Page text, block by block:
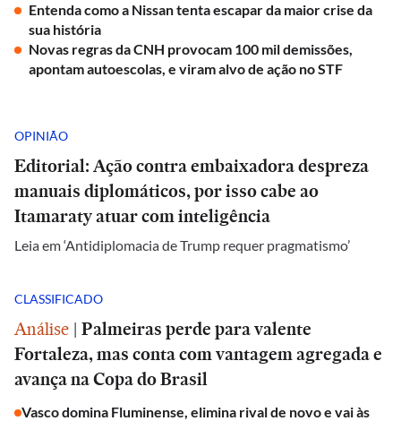
Entenda como a Nissan tenta escapar da maior crise da
sua história
Novas regras da CNH provocam 100 mil demissões,
apontam autoescolas, e viram alvo de ação no STF
OPINIÃO
Editorial: Ação contra embaixadora despreza
manuais diplomáticos, por isso cabe ao
Itamaraty atuar com inteligência
Leia em ‘Antidiplomacia de Trump requer pragmatismo’
CLASSIFICADO
Análise | Palmeiras perde para valente
Fortaleza, mas conta com vantagem agregada e
avança na Copa do Brasil
Vasco domina Fluminense, elimina rival de novo e vai às